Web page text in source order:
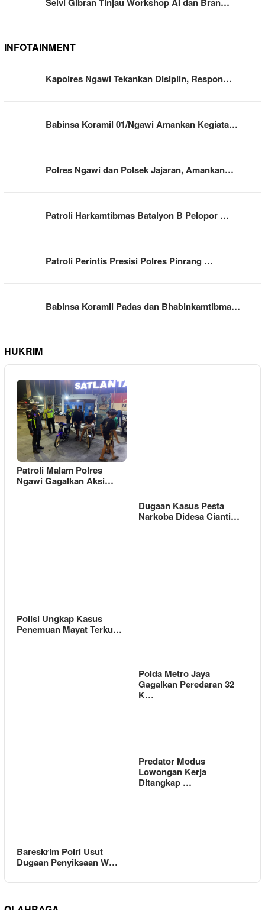
INFOTAINMENT
Kapolres Ngawi Tekankan Disiplin, Respon…
Babinsa Koramil 01/Ngawi Amankan Kegiata…
Polres Ngawi dan Polsek Jajaran, Amankan…
Patroli Harkamtibmas Batalyon B Pelopor …
Patroli Perintis Presisi Polres Pinrang …
Babinsa Koramil Padas dan Bhabinkamtibma…
HUKRIM
Patroli Malam Polres
Ngawi Gagalkan Aksi…
Dugaan Kasus Pesta
Narkoba Didesa Cianti…
Polisi Ungkap Kasus
Penemuan Mayat Terku…
Polda Metro Jaya
Gagalkan Peredaran 32
K…
Bareskrim Polri Usut
Dugaan Penyiksaan W…
Predator Modus
Lowongan Kerja
Ditangkap …